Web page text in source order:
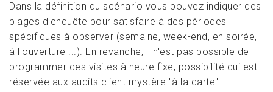
Dans la définition du scénario vous pouvez indiquer des
plages d'enquête pour satisfaire à des périodes
spécifiques à observer (semaine, week-end, en soirée,
à l'ouverture ...). En revanche, il n'est pas possible de
programmer des visites à heure fixe, possibilité qui est
réservée aux audits client mystère "à la carte".